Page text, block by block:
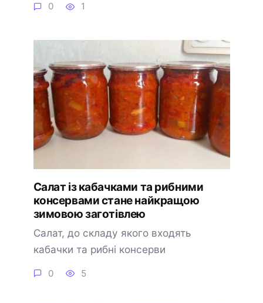
0 1
Салат із кабачками та рибними
консервами стане найкращою
зимовою заготівлею
Салат, до складу якого входять
кабачки та рибні консерви
0 5